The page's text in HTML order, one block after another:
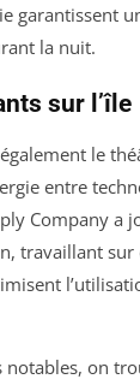
garantissent
la nuit.
sur l’île
également le
entre
Company a
travaillant sur
on